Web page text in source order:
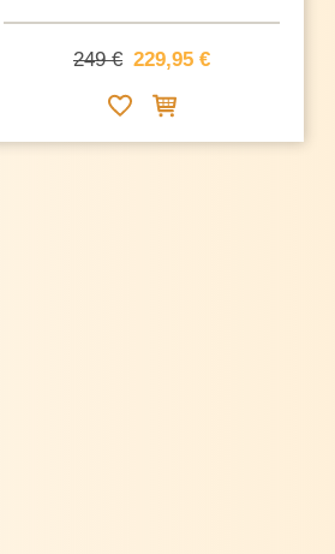
249 € 229,95 €